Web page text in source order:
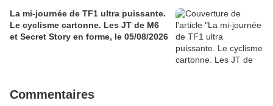
La mi-journée de TF1 ultra puissante.
Le cyclisme cartonne. Les JT de M6
et Secret Story en forme, le 05/08/2026
Commentaires